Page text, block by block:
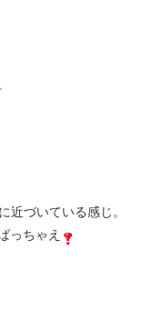
近づいている感じ。
っちゃえ